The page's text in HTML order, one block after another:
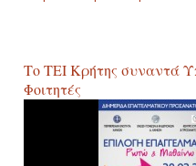
Το ΤΕΙ Κρήτης συναντά
Φοιτητές